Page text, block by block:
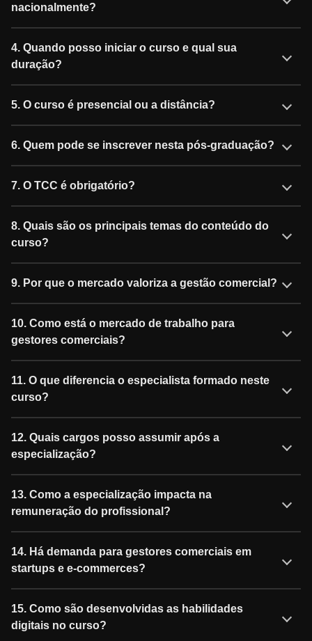
nacionalmente?
4. Quando posso iniciar o curso e qual sua
duração?
5. O curso é presencial ou a distância?
6. Quem pode se inscrever nesta pós-graduação?
7. O TCC é obrigatório?
8. Quais são os principais temas do conteúdo do
curso?
9. Por que o mercado valoriza a gestão comercial?
10. Como está o mercado de trabalho para
gestores comerciais?
11. O que diferencia o especialista formado neste
curso?
12. Quais cargos posso assumir após a
especialização?
13. Como a especialização impacta na
remuneração do profissional?
14. Há demanda para gestores comerciais em
startups e e-commerces?
15. Como são desenvolvidas as habilidades
digitais no curso?